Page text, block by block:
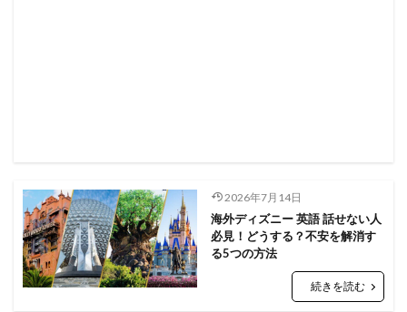
2026年7月14日
海外ディズニー 英語 話せない人
必見！どうする？不安を解消す
る5つの方法
続きを読む